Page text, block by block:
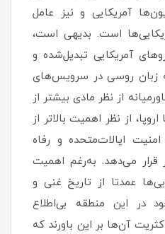
آمریکایی و نیز عامل
است. بدیهی است،
آمریکایی تبدیل‌شده و
زبان روسی در سرویس‌های
از نظر مادی بیشتر از
از نظر اهمیت بالاتر از
ایالات‌متحده و رفاه
قرار می‌دهد. به‌رغم اهمیت
عمدتا از تاریخ غنی و
در این منطقه بی‌اطلاع
آن‌ها بر این باورند که